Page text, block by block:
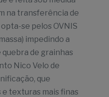
na transferência de
se pelos OVNIS
impedindo a
de grainhas
Nico Velo de
que
texturas mais finas